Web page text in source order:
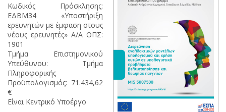
Κωδικός Πρόσκλησης:
ΕΔΒΜ34 «Υποστήριξη
ερευνητών με έμφαση στους
νέους ερευνητές» Α/Α ΟΠΣ:
1901
Τμήμα Επιστημονικού
Υπεύθυνου: Τμήμα
Πληροφορικής
Προϋπολογισμός: 71.434,62
€
Είναι Κεντρικό Υποέργο